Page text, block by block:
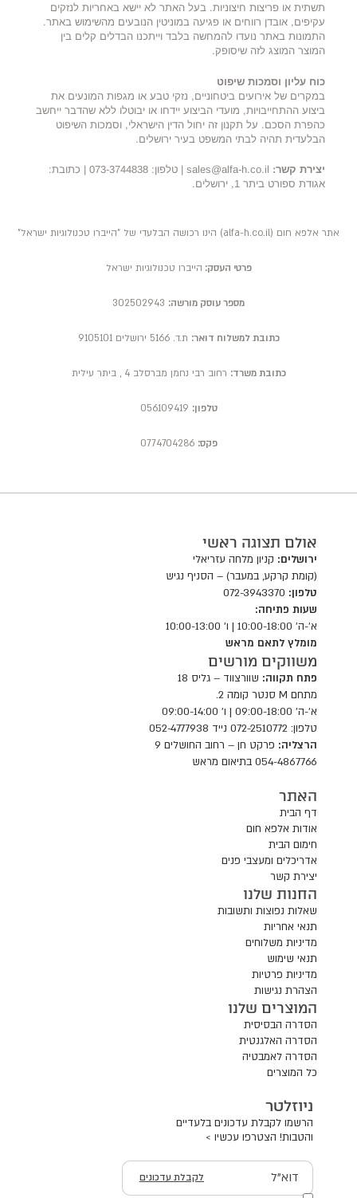
תשתית או פריצות חיצוניות. בעל האתר לא יישא באחריות לנזקים
עקיפים, אובדן רווחים או פגיעה במוניטין הנובעים מהשימוש באתר.
התמונות באתר נועדו להמחשה בלבד וייתכנו הבדלים קלים בין
המוצר המוצג לזה שיסופק.
כוח עליון וסמכות שיפוט
במקרים של אירועים ביטחוניים, נזקי טבע או מגפות המונעים את
ביצוע ההתחייבויות, מועדי הביצוע יידחו או יבוטלו ללא שהדבר ייחשב
כהפרת הסכם. על תקנון זה יחול הדין הישראלי, וסמכות השיפוט
הבלעדית תהיה לבתי המשפט בעיר ירושלים.
יצירת קשר:
sales@alfa-h.co.il | טלפון: 073-3744838 | כתובת:
אגודת ספורט ביתר 1, ירושלים.
אתר אלפא חום (alfa-h.co.il) הינו רכושה הבלעדי של "הייברו טכנולוגיות ישראל"
פרטי העסק: הייברו טכנולוגיות ישראל
מספר עוסק מורשה:
כתובת למשלוח דואר: ת.ד. 5166 ירושלים 9105101
כתובת משרד: רחוב רבי נחמן מברסלב 4 , ביתר עילית
טלפון:
פקס: 0774704286
אולם תצוגה ראשי
ירושלים: קניון מלחה עזריאלי
(קומת קרקע, במעבר) – הסניף נגיש
טלפון:
שעות פתיחה:
א'-ה' 10:00-18:00 | ו' 10:00-13:00
מומלץ לתאם מראש
משווקים מורשים
פתח תקווה: שוורצווד – גליס 18
מתחם M סנטר קומה 2.
א'-ה' 09:00-18:00 | ו' 09:00-14:00
טלפון: 072-2510772 נייד 052-4777938
הרצליה: פרקט חן – רחוב החושלים 9
054-4867766 בתיאום מראש
האתר
דף הבית
אודות אלפא חום
חימום הבית
אדריכלים ומעצבי פנים
יצירת קשר
החנות שלנו
שאלות נפוצות ותשובות
תנאי אחריות
מדיניות משלוחים
תנאי שימוש
מדיניות פרטיות
הצהרת נגישות
המוצרים שלנו
הסדרה הבסיסית
הסדרה האלגנטית
הסדרה לאמבטיה
כל המוצרים
ניוזלטר
הרשמו לקבלת עדכונים בלעדיים
והטבות! הצטרפו עכשיו >
דוא"ל לקבלת עדכונים